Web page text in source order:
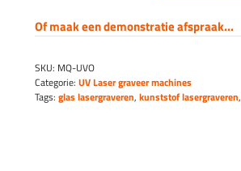
-
van
kunststof
aantal
Of maak een demonstratie afspraak...
SKU: MQ-UVO
Categorie: UV Laser graveer machines
Tags: glas lasergraveren, kunststof lasergraveren,